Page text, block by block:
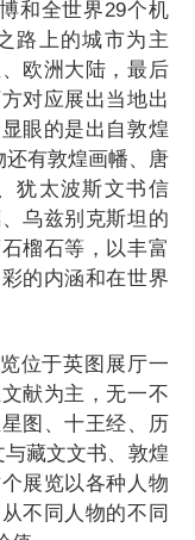
和全世界29个机
路上的城市为主
欧洲大陆，最后
对应展出当地出
眼的是出自敦煌
还有敦煌画幡、唐
犹太波斯文书信
乌兹别克斯坦的
榴石等，以丰富
的内涵和在世界
位于英图展厅一
献为主，无一不
图、十王经、历
藏文文书、敦煌
展览以各种人物
不同人物的不同